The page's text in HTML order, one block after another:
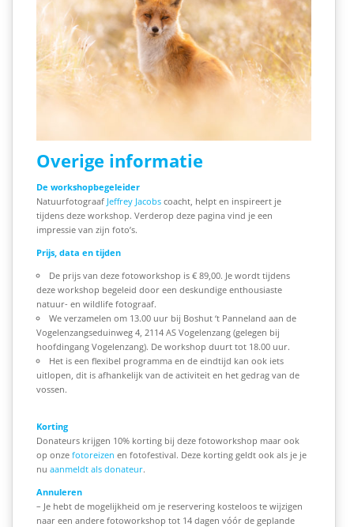
Overige informatie
De workshopbegeleider
Natuurfotograaf Jeffrey Jacobs coacht, helpt en inspireert je
tijdens deze workshop. Verderop deze pagina vind je een
impressie van zijn foto’s.
Prijs, data en tijden
De prijs van deze fotoworkshop is € 89,00. Je wordt tijdens
deze workshop begeleid door een deskundige enthousiaste
natuur- en wildlife fotograaf.
We verzamelen om 13.00 uur bij Boshut ‘t Panneland aan de
Vogelenzangseduinweg 4, 2114 AS Vogelenzang (gelegen bij
hoofdingang Vogelenzang). De workshop duurt tot 18.00 uur.
Het is een flexibel programma en de eindtijd kan ook iets
uitlopen, dit is afhankelijk van de activiteit en het gedrag van de
vossen.
Korting
Donateurs krijgen 10% korting bij deze fotoworkshop maar ook
op onze fotoreizen en fotofestival. Deze korting geldt ook als je je
nu aanmeldt als donateur.
Annuleren
– Je hebt de mogelijkheid om je reservering kosteloos te wijzigen
naar een andere fotoworkshop tot 14 dagen vóór de geplande